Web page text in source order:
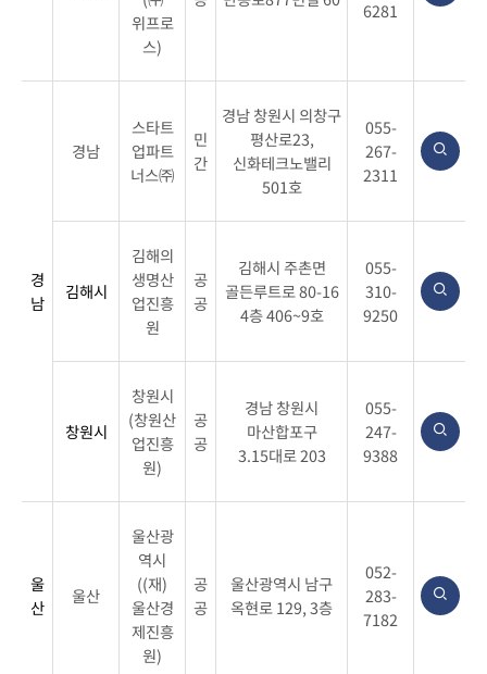
위프로
스)
6281
경
남
경남
스타트
업파트
너스㈜
민
간
경남 창원시 의창구
평산로23,
신화테크노밸리
501호
055-
267-
2311
김해시
김해의
생명산
업진흥
원
공
공
김해시 주촌면
골든루트로 80-16
4층 406~9호
055-
310-
9250
창원시
창원시
(창원산
업진흥
원)
공
공
경남 창원시
마산합포구
3.15대로 203
055-
247-
9388
울
산
울산
울산광
역시
((재)
울산경
제진흥
원)
공
공
울산광역시 남구
옥현로 129, 3층
052-
283-
7182